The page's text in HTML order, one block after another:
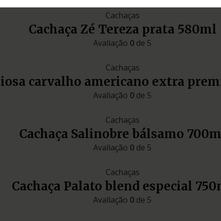
Cachaças
Cachaça Zé Tereza prata 580ml
Avaliação 0 de 5
Cachaças
carvalho americano extra
Avaliação 0 de 5
Cachaças
Cachaça Salinobre bálsamo
Avaliação 0 de 5
Cachaças
Cachaça Palato blend especial
Avaliação 0 de 5